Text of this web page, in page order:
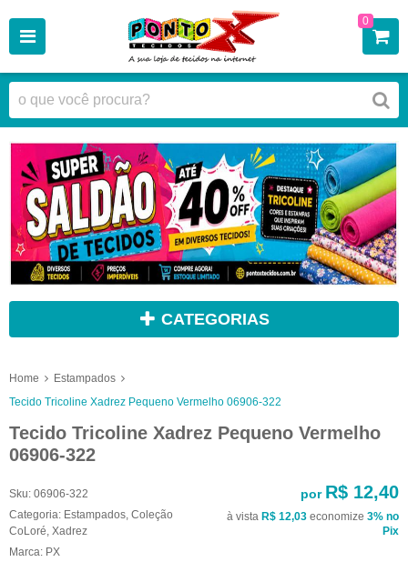
0
CATEGORIAS
Home
Estampados
Tecido Tricoline Xadrez Pequeno Vermelho 06906-322
Tecido Tricoline Xadrez Pequeno Vermelho
06906-322
Sku: 06906-322
Categoria: Estampados, Coleção
CoLoré, Xadrez
Marca: PX
por R$ 12,40
à vista R$ 12,03 economize 3% no
Pix